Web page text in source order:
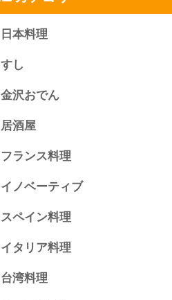
日本料理
すし
金沢おでん
居酒屋
フランス料理
イノベーティブ
スペイン料理
イタリア料理
台湾料理